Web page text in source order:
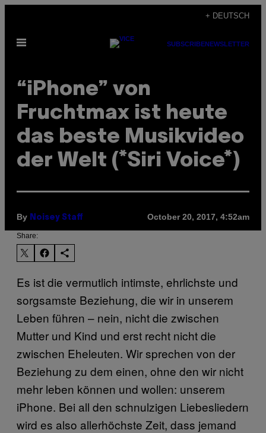
content
+ DEUTSCH
Open
SUBSCRIBENEWSLETTER
“iPhone” von
Fruchtmax ist heute
das beste Musikvideo
der Welt (*Siri Voice*)
By Noisey Staff October 20, 2017, 4:52am
Share:
Es ist die vermutlich intimste, ehrlichste und
sorgsamste Beziehung, die wir in unserem
Leben führen – nein, nicht die zwischen
Mutter und Kind und erst recht nicht die
zwischen Eheleuten. Wir sprechen von der
Beziehung zu dem einen, ohne den wir nicht
mehr leben können und wollen: unserem
iPhone. Bei all den schnulzigen Liebesliedern
wird es also allerhöchste Zeit, dass jemand